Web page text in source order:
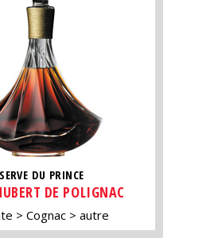
DU PRINCE
DE POLIGNAC
Cognac autre